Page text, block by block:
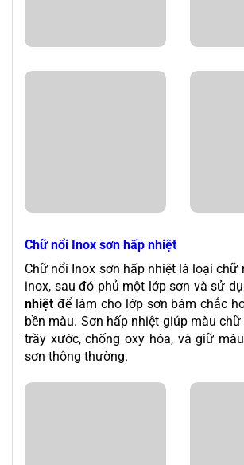
Chữ nổi Inox sơn hấp nhiệt
Chữ nổi Inox sơn hấp nhiệt là loại
inox, sau đó phủ một lớp sơn và sử
nhiệt để làm cho lớp sơn bám chắc
bền màu. Sơn hấp nhiệt giúp màu
trầy xước, chống oxy hóa, và giữ
sơn thông thường.